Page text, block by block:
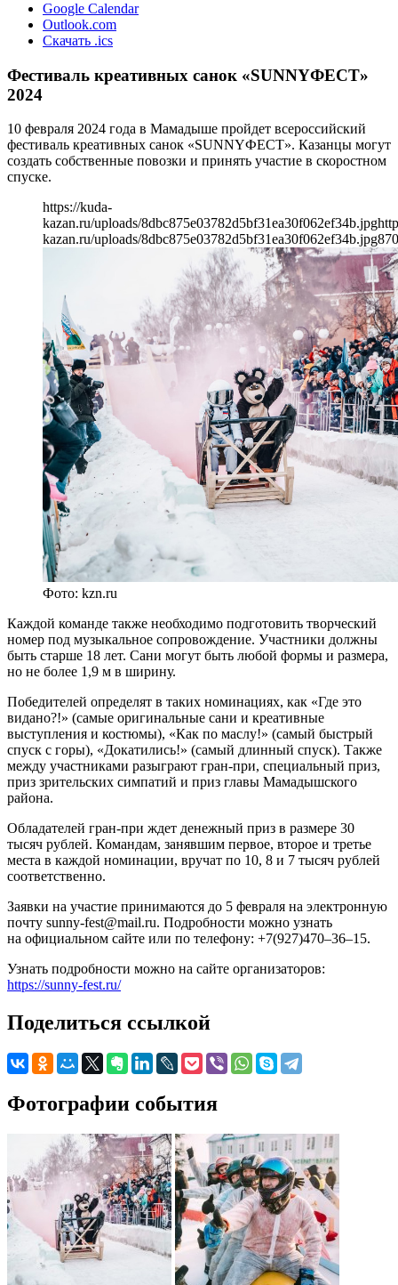
Google Calendar
Outlook.com
Скачать .ics
Фестиваль креативных санок «SUNNYФЕСТ»
2024
10 февраля 2024 года в Мамадыше пройдет всероссийский
фестиваль креативных санок «SUNNYФЕСТ». Казанцы могут
создать собственные повозки и принять участие в скоростном
спуске.
https://kuda-
kazan.ru/uploads/8dbc875e03782d5bf31ea30f062ef34b.jpg
kazan.ru/uploads/8dbc875e03782d5bf31ea30f062ef34b.jpg870
Фото: kzn.ru
Каждой команде также необходимо подготовить творческий
номер под музыкальное сопровождение. Участники должны
быть старше 18 лет. Сани могут быть любой формы и размера,
но не более 1,9 м в ширину.
Победителей определят в таких номинациях, как «Где это
видано?!» (самые оригинальные сани и креативные
выступления и костюмы), «Как по маслу!» (самый быстрый
спуск с горы), «Докатились!» (самый длинный спуск). Также
между участниками разыграют гран-при, специальный приз,
приз зрительских симпатий и приз главы Мамадышского
района.
Обладателей гран-при ждет денежный приз в размере 30
тысяч рублей. Командам, занявшим первое, второе и третье
места в каждой номинации, вручат по 10, 8 и 7 тысяч рублей
соответственно.
Заявки на участие принимаются до 5 февраля на электронную
почту sunny-fest@mail.ru. Подробности можно узнать
на официальном сайте или по телефону: +7(927)470–36–15.
Узнать подробности можно на сайте организаторов:
https://sunny-fest.ru/
Поделиться ссылкой
Фотографии события